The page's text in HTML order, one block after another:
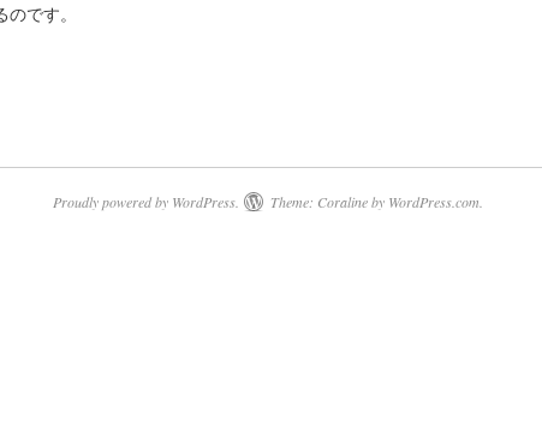
です。
Proudly powered by WordPress. Theme: Coraline by WordPress.com